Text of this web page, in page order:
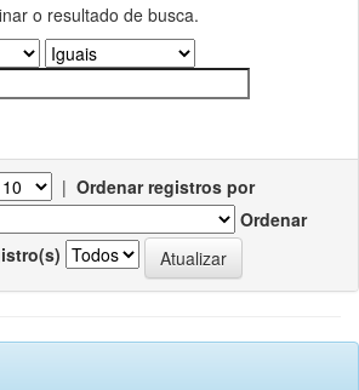
o resultado de busca.
| Ordenar registros por
Ordenar